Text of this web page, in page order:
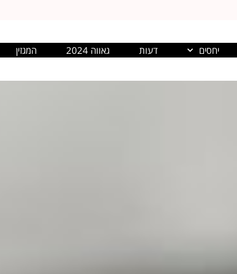
יחסים דעות גאווה 2024 המגזין